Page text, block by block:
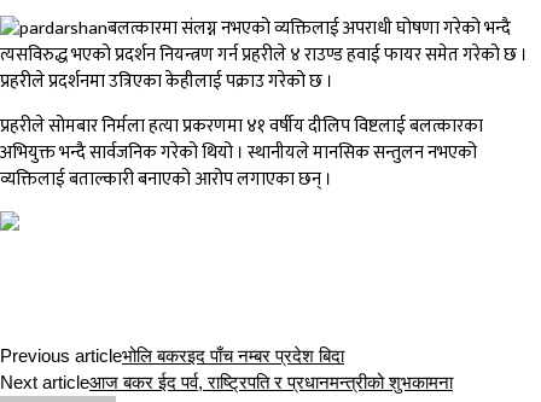
बलत्कारमा संलग्न नभएको व्यक्तिलाई अपराधी घोषणा गरेको भन्दै
त्यसविरुद्ध भएको प्रदर्शन नियन्त्रण गर्न प्रहरीले ४ राउण्ड हवाई फायर समेत गरेको छ ।
प्रहरीले प्रदर्शनमा उत्रिएका केहीलाई पक्राउ गरेको छ ।
प्रहरीले सोमबार निर्मला हत्या प्रकरणमा ४१ वर्षीय दीलिप विष्टलाई बलत्कारका
अभियुक्त भन्दै सार्वजनिक गरेको थियो । स्थानीयले मानसिक सन्तुलन नभएको
व्यक्तिलाई बताल्कारी बनाएको आरोप लगाएका छन् ।
Previous articleभोलि बकरइद पाँच नम्बर प्रदेश बिदा
Next articleआज बकर ईद पर्व, राष्ट्रिपति र प्रधानमन्त्रीको शुभकामना